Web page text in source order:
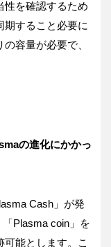
性を確認するため
期すること必要に
容量が必要で、
の進化にかかっ
Cash」が発
Plasma coin」を
能とします。こ